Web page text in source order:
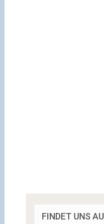
FINDET UNS